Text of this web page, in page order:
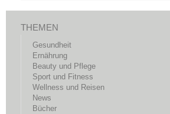
THEMEN
Gesundheit
Ernährung
Beauty und Pflege
Sport und Fitness
Wellness und Reisen
News
Bücher